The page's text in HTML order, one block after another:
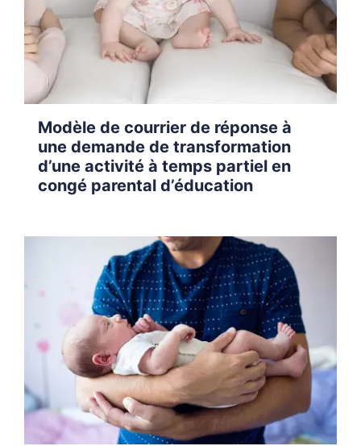
Modèle de courrier de réponse à
une demande de transformation
d’une activité à temps partiel en
congé parental d’éducation